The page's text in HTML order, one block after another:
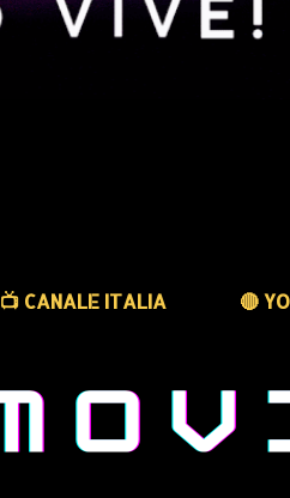
📺 CANALE ITALIA 🔴